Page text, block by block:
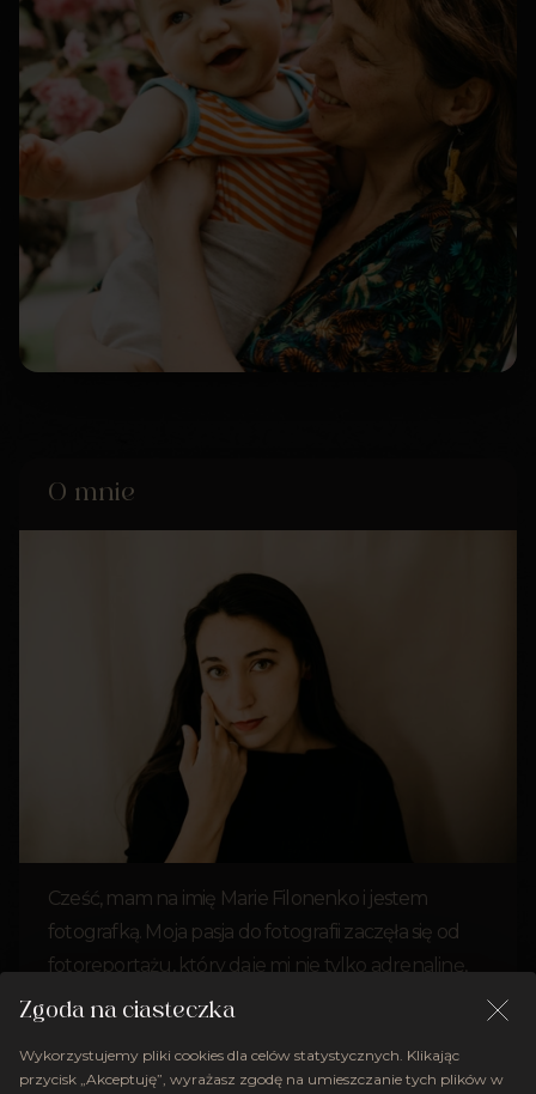
O mnie
Cześć, mam na imię Marie Filonenko i jestem
fotografką. Moja pasja do fotografii zaczęła się od
fotoreportażu, który daje mi nie tylko adrenalinę,
ale też pozwala na poznanie ludzi i ich historii.
się inkluzywną fotografią, która stawia na
Zgoda na ciasteczka
Wykorzystujemy pliki cookies dla celów statystycznych. Klikając
przycisk „Akceptuję”, wyrażasz zgodę na umieszczanie tych plików w